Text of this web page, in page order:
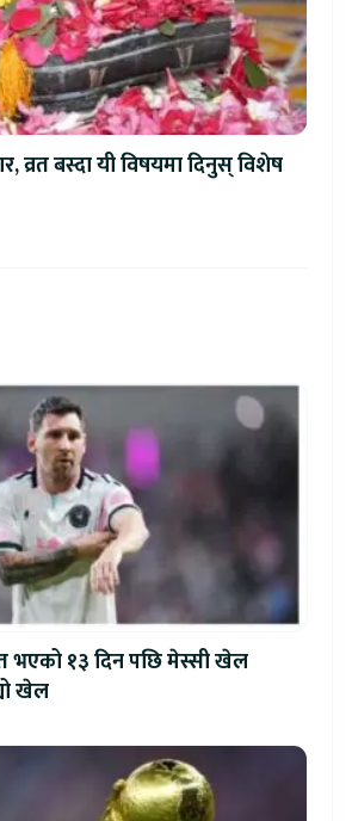
व्रत बस्दा यी विषयमा दिनुस् विशेष
भएको १३ दिन पछि मेस्सी खेल
खेल